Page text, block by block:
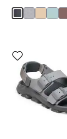
sur
les
échantillons
couleurs
modifiera